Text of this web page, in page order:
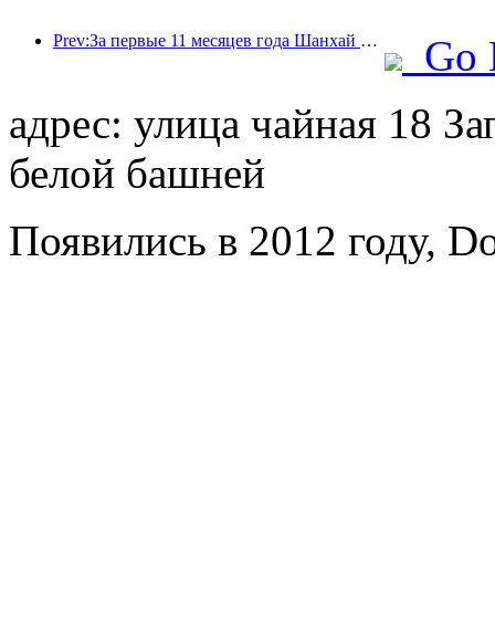
Prev:За первые 11 месяцев года Шанхай принял 8,282 миллиона иностранных туристов, что превзошло первоначальные ожидания.
Go
адрес: улица чайная 18
белой башней
Появились в 2012 году,